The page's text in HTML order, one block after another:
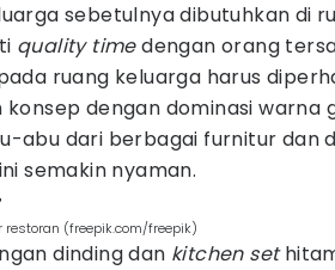
sebetulnya dibutuhkan di
quality timedengan orang
ruang keluarga harus
konsep dengan dominasi warna
abu dari berbagai furnitur dan
semakin nyaman.
(freepik.com/freepik)
dinding dan kitchen set